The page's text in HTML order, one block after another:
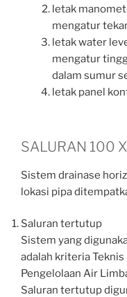
letak
mengatur
letak water
mengatur
dalam sumur
letak panel
SALURAN 100
Sistem drainase
lokasi pipa
Saluran tertutup
Sistem yang
adalah kriteria Teknis
Pengelolaan Air
Saluran tertutup